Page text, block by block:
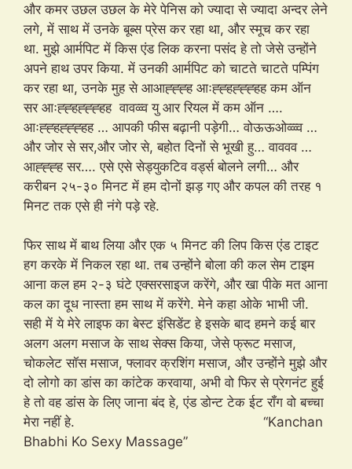
और कमर उछल उछल के मेरे पेनिस को ज्यादा से ज्यादा अन्दर लेने
लगे, में साथ में उनके बूब्स प्रेस कर रहा था, और स्मूच कर रहा
था. मुझे आर्मपिट में किस एंड लिक करना पसंद हे तो जेसे उन्होंने
अपने हाथ उपर किया. में उनकी आर्मपिट को चाटते चाटते पम्पिंग
कर रहा था, उनके मुह से आआह्ह्ह्ह आःह्ह्हह्ह्ह्हह कम ऑन
सर आःह्ह्हह्ह्ह्हह वावव्व्व यु आर रियल में कम ऑन ….
आःह्ह्हह्ह्ह्हह … आपकी फीस बढ़ानी पड़ेगी… वोऊऊओव्व्व्व …
और जोर से सर,और जोर से, बहोत दिनों से भूखी हु… वाववव …
आह्ह्ह्ह सर…. एसे एसे सेड्युकटिव वर्ड्स बोलने लगी… और
करीबन २५-३० मिनट में हम दोनों झड़ गए और कपल की तरह १
मिनट तक एसे ही नंगे पड़े रहे.
फिर साथ में बाथ लिया और एक ५ मिनट की लिप किस एंड टाइट
हग करके में निकल रहा था. तब उन्होंने बोला की कल सेम टाइम
आना कल हम २-३ घंटे एक्सरसाइज करेंगे, और खा पीके मत आना
कल का दूध नास्ता हम साथ में करेंगे. मेने कहा ओके भाभी जी.
सही में ये मेरे लाइफ का बेस्ट इंसिडेंट हे इसके बाद हमने कई बार
अलग अलग मसाज के साथ सेक्स किया, जेसे फ्रूट मसाज,
चोकलेट सॉस मसाज, फ्लावर क्रशिंग मसाज, और उन्होंने मुझे और
दो लोगो का डांस का कांटेक करवाया, अभी वो फिर से प्रेगनंट हुई
हे तो वह डांस के लिए जाना बंद हे, एंड डोन्ट टेक ईट रॉंग वो बच्चा
मेरा नहीं हे. “Kanchan
Bhabhi Ko Sexy Massage”